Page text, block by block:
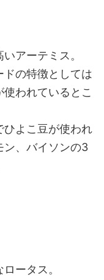
アーテミス。
の特徴としては
われているとこ
ひよこ豆が使われ
ン、バイソンの3
ータス。